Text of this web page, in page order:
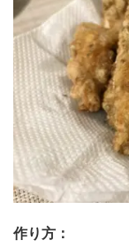
作り方：